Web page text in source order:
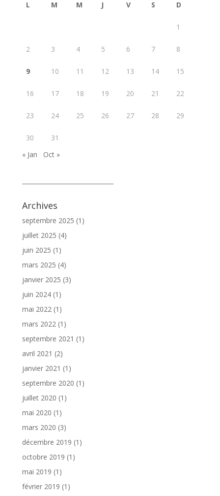
L M M J V S D
1
2 3 4 5 6 7 8
9 10 11 12 13 14 15
16 17 18 19 20 21 22
23 24 25 26 27 28 29
30
31
« Jan
Oct »
Archives
septembre 2025 (1)
juillet 2025 (4)
juin 2025 (1)
mars 2025 (4)
janvier 2025 (3)
juin 2024(1)
mai 2022(1)
mars 2022(1)
septembre 2021 (1)
avril 2021 (2)
janvier 2021 (1)
septembre 2020 (1)
juillet 2020 (1)
mai 2020 (1)
mars 2020 (3)
décembre 2019 (1)
octobre 2019 (1)
mai 2019 (1)
février 2019 (1)